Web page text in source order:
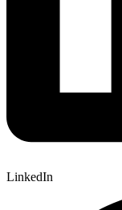
LinkedIn